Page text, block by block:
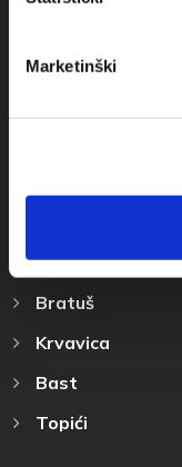
Marketinški
Promajna
Bratuš
Krvavica
Bast
Topići